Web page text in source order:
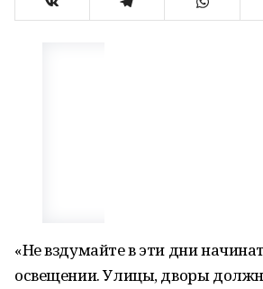
«Не вздумайте в эти дни
освещении. Улицы, дворы